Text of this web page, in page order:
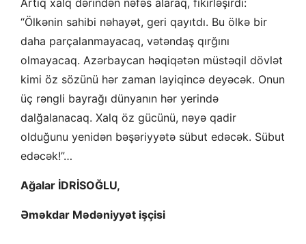
Artıq xalq dərindən nəfəs alaraq, fikirləşirdi:
“Ölkənin sahibi nəhayət, geri qayıtdı. Bu ölkə bir
daha parçalanmayacaq, vətəndaş qırğını
olmayacaq. Azərbaycan həqiqətən müstəqil dövlət
kimi öz sözünü hər zaman layiqincə deyəcək. Onun
üç rəngli bayrağı dünyanın hər yerində
dalğalanacaq. Xalq öz gücünü, nəyə qadir
olduğunu yenidən bəşəriyyətə sübut edəcək. Sübut
edəcək!”…
Ağalar İDRİSOĞLU,
Əməkdar Mədəniyyət işçisi